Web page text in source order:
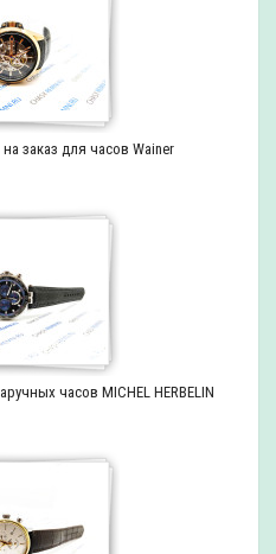
заказ для часов Wainer
часов MICHEL HERBELIN